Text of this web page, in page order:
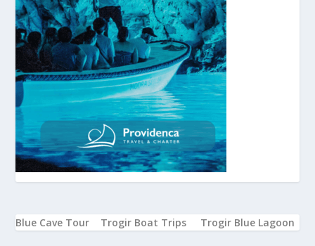
Blue Cave Tour Trogir Boat Trips Trogir Blue Lagoon